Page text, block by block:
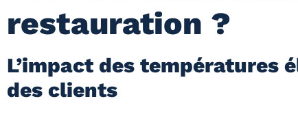
restauration ?
L’impact des températures
des clients